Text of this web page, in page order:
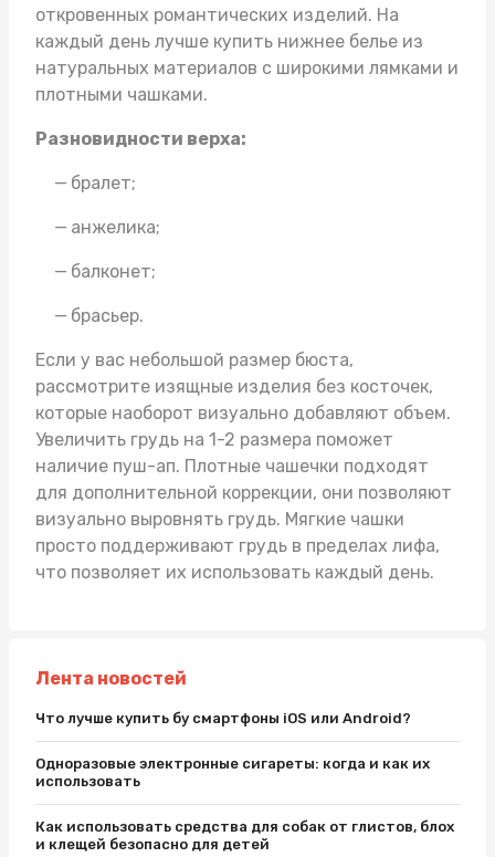
откровенных романтических изделий. На
каждый день лучше купить нижнее белье из
натуральных материалов с широкими лямками и
плотными чашками.
Разновидности верха:
бралет;
анжелика;
балконет;
брасьер.
Если у вас небольшой размер бюста,
рассмотрите изящные изделия без косточек,
которые наоборот визуально добавляют объем.
Увеличить грудь на 1-2 размера поможет
наличие пуш-ап. Плотные чашечки подходят
для дополнительной коррекции, они позволяют
визуально выровнять грудь. Мягкие чашки
просто поддерживают грудь в пределах лифа,
что позволяет их использовать каждый день.
Лента новостей
Что лучше купить бу смартфоны iOS или Android?
Одноразовые электронные сигареты: когда и как их
использовать
Как использовать средства для собак от глистов, блох
и клещей безопасно для детей